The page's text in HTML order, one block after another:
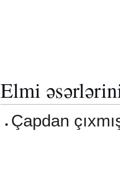
Elmi
Çapdan